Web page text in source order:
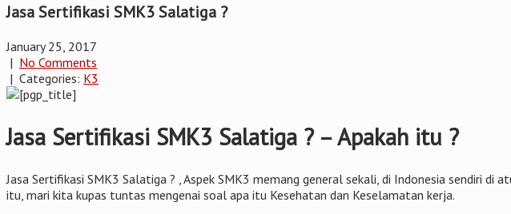
Jasa Sertifikasi SMK3 Salatiga ?
January 25, 2017
| No Comments
| Categories: K3
Jasa Sertifikasi SMK3 Salatiga ? – Apakah itu ?
Jasa Sertifikasi SMK3 Salatiga ? , Aspek SMK3 memang general sekali, di Indonesia sendiri
itu, mari kita kupas tuntas mengenai soal apa itu Kesehatan dan Keselamatan kerja.